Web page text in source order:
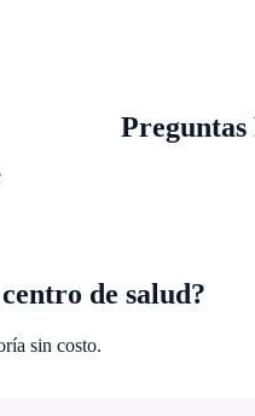
Preguntas
de salud?
sin costo.